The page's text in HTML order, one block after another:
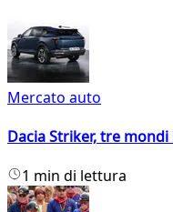
Mercato auto
Dacia Striker, tre
1 min di lettura